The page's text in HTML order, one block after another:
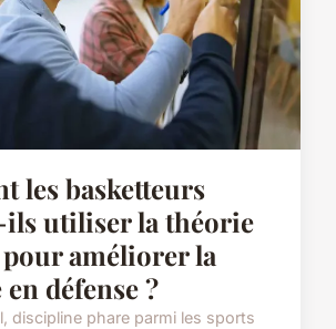
les basketteurs
ils utiliser la théorie
améliorer la
défense ?
discipline phare parmi les sports